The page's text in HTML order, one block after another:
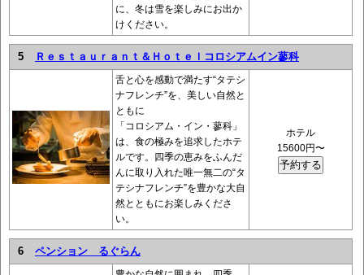
に、冬は雪を楽しみにお出か
けください。
5 Ｒｅｓｔａｕｒａｎｔ＆Ｈｏｔｅｌコロシアムイン蓼科
舌と心を感動で満たす“タテシ
ナフレンチ”を、美しい自然と
ともに
「コロシアム・イン・蓼科」
は、食の極みを追求したホテ
ルです。四季の恵みをふんだ
んに取り入れた唯一無二の“タ
テシナフレンチ”を豊かな大自
然とともにお楽しみくださ
い。
ホテル
15600円〜
6 ペンション るぐらん